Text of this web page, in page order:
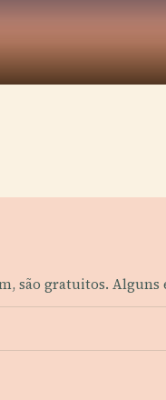
são gratuitos.